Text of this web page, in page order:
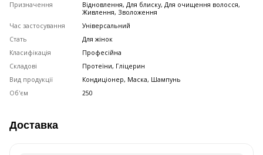
Призначення
Відновлення, Для блиску, Для очищення волосся,
Живлення, Зволоження
Час застосування
Універсальний
Стать
Для жінок
Класифікація
Професійна
Складові
Протеїни, Гліцерин
Вид продукції
Кондиціонер, Маска, Шампунь
Об'єм
250
Доставка